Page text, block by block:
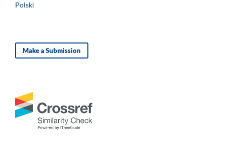
Polski
Make a Submission